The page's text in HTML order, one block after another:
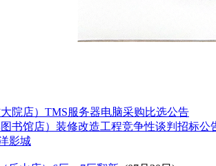
院店）TMS服务器电脑采购比选公告
书馆店）装修改造工程竞争性谈判招标公
影城